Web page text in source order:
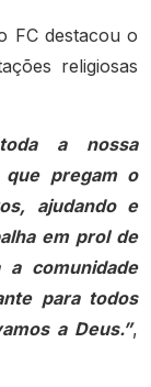
FC destacou o
religiosas
a nossa
que pregam o
ajudando e
em prol de
a comunidade
para todos
a Deus.”,